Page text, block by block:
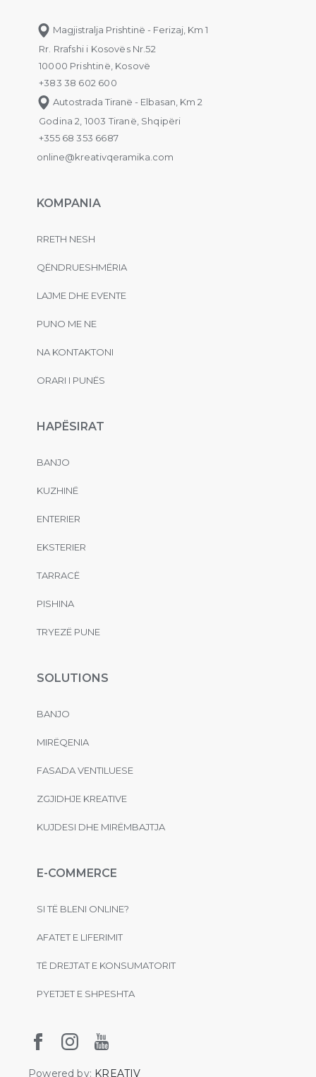
Magjistralja Prishtinë - Ferizaj, Km 1
Rr. Rrafshi i Kosovës Nr.52
10000 Prishtinë, Kosovë
+383 38 602 600
Autostrada Tiranë - Elbasan, Km 2
Godina 2, 1003 Tiranë, Shqipëri
+355 68 353 6687
online@kreativqeramika.com
KOMPANIA
RRETH NESH
QËNDRUESHMËRIA
LAJME DHE EVENTE
PUNO ME NE
NA KONTAKTONI
ORARI I PUNËS
HAPËSIRAT
BANJO
KUZHINË
ENTERIER
EKSTERIER
TARRACË
PISHINA
TRYEZË PUNE
SOLUTIONS
BANJO
MIRËQENIA
FASADA VENTILUESE
ZGJIDHJE KREATIVE
KUJDESI DHE MIRËMBAJTJA
E-COMMERCE
SI TË BLENI ONLINE?
AFATET E LIFERIMIT
TË DREJTAT E KONSUMATORIT
PYETJET E SHPESHTA
Powered by: KREATIV